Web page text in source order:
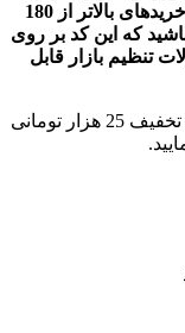
خریدهای بالاتر از 180
که این کد بر روی
تنظیم بازار قابل
و استفاده از کد تخفیف 25 هزار تومانی